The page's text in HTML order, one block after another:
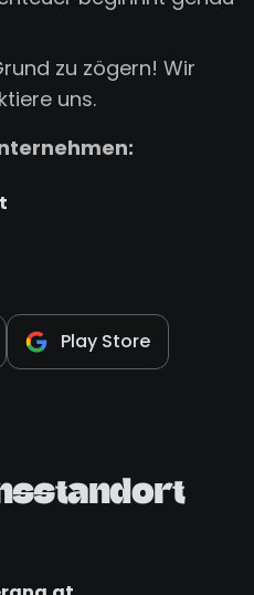
zu zögern! Wir
uns.
Play Store